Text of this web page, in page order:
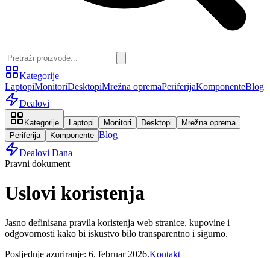
Kategorije
LaptopiMonitoriDesktopiMrežna opremaPeriferijaKomponenteBlog
Dealovi
Kategorije Laptopi Monitori Desktopi
Mrežna oprema
Periferija
Komponente Blog
Dealovi Dana
Pravni dokument
Uslovi koristenja
Jasno definisana pravila koristenja web stranice, kupovine i
odgovornosti kako bi iskustvo bilo transparentno i sigurno.
Posljednje azuriranje: 6. februar 2026.Kontakt